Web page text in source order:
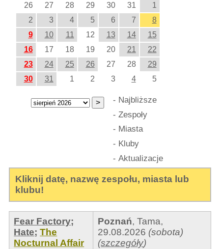
26
27 28 29 30 31
1
2
3 4 5 6 7
8
9
10 11 12 13 14
15
16
17 18 19 20 21
22
23
24 25 26 27 28
29
30
31 1 2 3 4 5
- Najbliższe
- Zespoły
- Miasta
- Kluby
- Aktualizacje
Kliknij datę, nazwę zespołu, miasta lub
klubu!
Fear Factory;
Hate;The
Nocturnal Affair
Poznań,Tama,
29.08.2026 (sobota)
(szczegóły)